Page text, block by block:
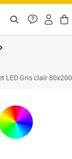
LED Gris clair